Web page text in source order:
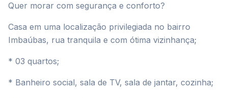
Quer morar com segurança e conforto?
Casa em uma localização privilegiada no bairro
Imbaúbas, rua tranquila e com ótima vizinhança;
* 03 quartos;
* Banheiro social, sala de TV, sala de jantar, cozinha;